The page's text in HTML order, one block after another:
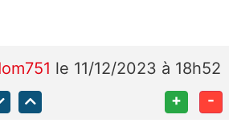
le 11/12/2023 à 18h52
+ -